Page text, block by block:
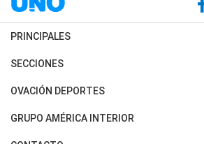
PRINCIPALES
Últimas Noticias
Política
SECCIONES
Horóscopo
Motores
OVACIÓN DEPORTES
Fútbol
Mundial
GRUPO AMÉRICA INTERIOR